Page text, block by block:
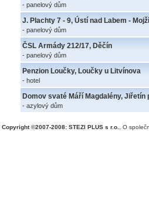
- panelový dům
J. Plachty 7 - 9, Ústí nad Labem -
- panelový dům
ČSL Armády 212/17, Děčín
- panelový dům
Penzion Loučky, Loučky u Litvínova
- hotel
Domov svaté Máří Magdalény, Jiřetín
- azylový dům
Copyright ©2007-2008: STEZI PLUS s r.o. O